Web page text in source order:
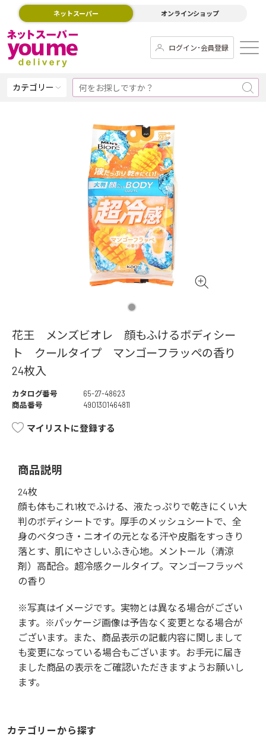
ネットスーパー オンラインショップ
ログイン･会員登録
カテゴリー
花王 メンズビオレ 顔もふけるボディシー
ト クールタイプ マンゴーフラッペの香り
24枚入
カタログ番号
65-27-48623
商品番号
4901301464811
マイリストに登録する
商品説明
24枚
顔も体もこれ1枚でふける、液たっぷりで乾きにくい大
判のボディシートです。厚手のメッシュシートで、全
身のベタつき・ニオイの元となる汗や皮脂をすっきり
落とす、肌にやさしいふき心地。メントール（清涼
剤）高配合。超冷感クールタイプ。マンゴーフラッペ
の香り
※写真はイメージです。実物とは異なる場合がござい
ます。※パッケージ画像は予告なく変更となる場合が
ございます。また、商品表示の記載内容に関しまして
も変更になっている場合もございます。お手元に届き
ました商品の表示をご確認いただきますようお願いし
ます。
カテゴリーから探す